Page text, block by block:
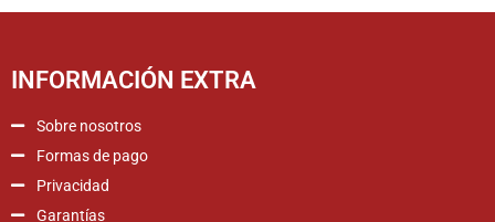
INFORMACIÓN EXTRA
Sobre nosotros
Formas de pago
Privacidad
Garantías